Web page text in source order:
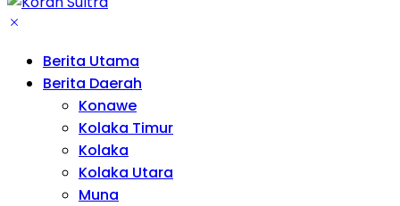
Berita Utama
Berita Daerah
Konawe
Kolaka Timur
Kolaka
Kolaka Utara
Muna